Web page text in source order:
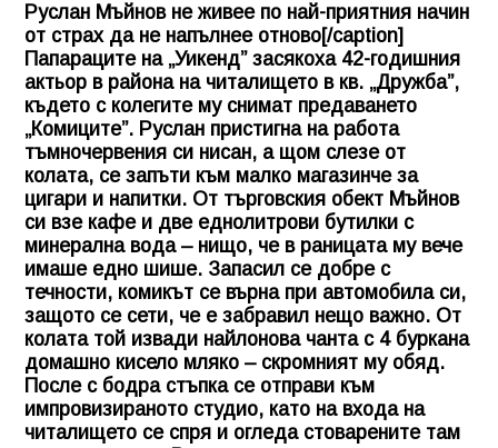
Руслан Мъйнов не живее по най-приятния начин
от страх да не напълнее отново[/caption]
Папараците на „Уикенд” засякоха 42-годишния
актьор в района на читалището в кв. „Дружба”,
където с колегите му снимат предаването
„Комиците”. Руслан пристигна на работа
тъмночервения си нисан, а щом слезе от
колата, се запъти към малко магазинче за
цигари и напитки. От търговския обект Мъйнов
си взе кафе и две еднолитрови бутилки с
минерална вода – нищо, че в раницата му вече
имаше едно шише. Запасил се добре с
течности, комикът се върна при автомобила си,
защото се сети, че е забравил нещо важно. От
колата той извади найлонова чанта с 4 буркана
домашно кисело мляко – скромният му обяд.
После с бодра стъпка се отправи към
импровизираното студио, като на входа на
читалището се спря и огледа стоварените там